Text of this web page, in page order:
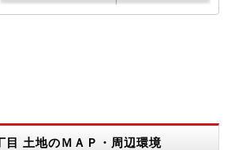
目 土地のＭＡＰ・周辺環境